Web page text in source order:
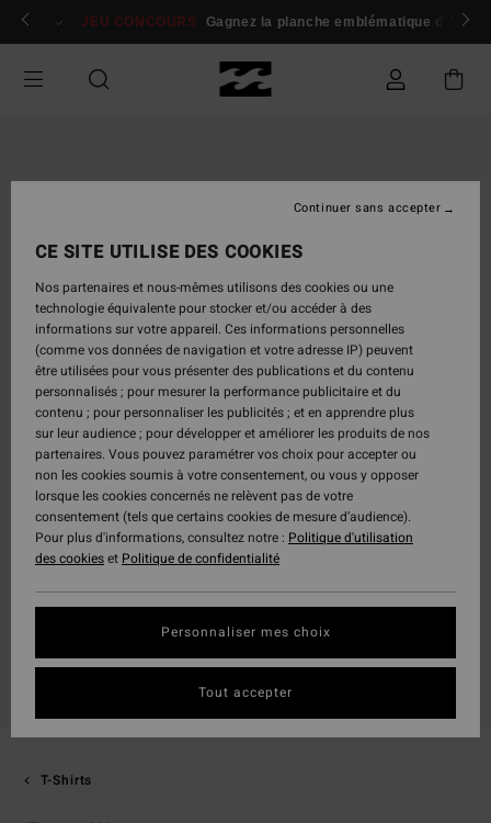
Passer
Se connecter / s'inscrire
JEU CONCOURS Gagnez la planche emblématique d'Andy
T-Shirts
CE SITE UTILISE DES COOKIES
Nos partenaires et nous-mêmes utilisons des cookies ou une
technologie équivalente pour stocker et/ou accéder à des
informations sur votre appareil. Ces informations personnelles
(comme vos données de navigation et votre adresse IP) peuvent
être utilisées pour vous présenter des publications et du contenu
personnalisés ; pour mesurer la performance publicitaire et du
contenu ; pour personnaliser les publicités ; et en apprendre plus
sur leur audience ; pour développer et améliorer les produits de nos
partenaires. Vous pouvez paramétrer vos choix pour accepter ou
non les cookies soumis à votre consentement, ou vous y opposer
lorsque les cookies concernés ne relèvent pas de votre
consentement (tels que certains cookies de mesure d’audience).
Pour plus d'informations, consultez notre : Politique d'utilisation
des cookieset Politique de confidentialité
Personnaliser mes choix
Continuer sans accepter
Tout accepter